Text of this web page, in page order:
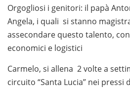
Orgogliosi i genitori: il papà
Angela, i quali si stanno
assecondare questo talento,
economici e logistici
Carmelo, si allena 2 volte a
circuito “Santa Lucia” nei pressi